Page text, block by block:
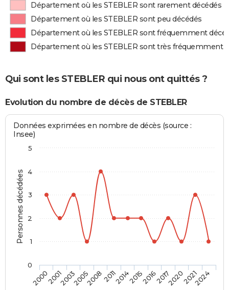
Département où les STEBLER sont rarement décédés
Département où les STEBLER sont peu décédés
Département où les STEBLER sont fréquemment
Département où les STEBLER sont très fréquemment
Qui sont les STEBLER qui nous ont quittés ?
Evolution du nombre de décès de STEBLER
Personnes décédées
Données exprimées en nombre de décès (source :
Insee)
2000200120032005200820112014201520162017202020212024
0
1
2
3
4
5